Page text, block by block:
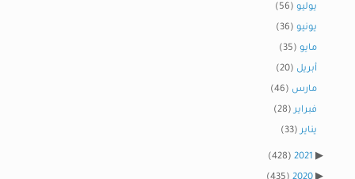
يوليو (56)
يونيو (36)
مايو (35)
أبريل (20)
مارس (46)
فبراير(28)
يناير(33)
2021
(428)